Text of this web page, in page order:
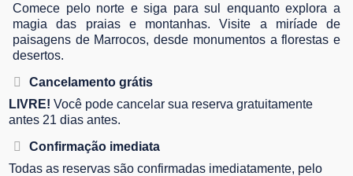
Comece pelo norte e siga para sul enquanto explora a
magia das praias e montanhas. Visite a mirí­ade de
paisagens de Marrocos, desde monumentos a florestas e
desertos.
Cancelamento grátis
LIVRE! Você pode cancelar sua reserva gratuitamente
antes 21 dias antes.
Confirmação imediata
Todas as reservas são confirmadas imediatamente, pelo